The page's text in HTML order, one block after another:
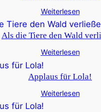
Weiterlesen
Als die Tiere den Wald
Weiterlesen
Applaus für Lola!
Weiterlesen